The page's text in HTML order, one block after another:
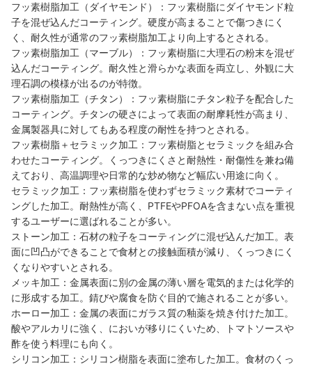
フッ素樹脂加工（ダイヤモンド）：フッ素樹脂にダイヤモンド粒
子を混ぜ込んだコーティング。硬度が高まることで傷つきにく
く、耐久性が通常のフッ素樹脂加工より向上するとされる。
フッ素樹脂加工（マーブル）：フッ素樹脂に大理石の粉末を混ぜ
込んだコーティング。耐久性と滑らかな表面を両立し、外観に大
理石調の模様が出るのが特徴。
フッ素樹脂加工（チタン）：フッ素樹脂にチタン粒子を配合した
コーティング。チタンの硬さによって表面の耐摩耗性が高まり、
金属製器具に対してもある程度の耐性を持つとされる。
フッ素樹脂＋セラミック加工：フッ素樹脂とセラミックを組み合
わせたコーティング。くっつきにくさと耐熱性・耐傷性を兼ね備
えており、高温調理や日常的な炒め物など幅広い用途に向く。
セラミック加工：フッ素樹脂を使わずセラミック素材でコーティ
ングした加工。耐熱性が高く、PTFEやPFOAを含まない点を重視
するユーザーに選ばれることが多い。
ストーン加工：石材の粒子をコーティングに混ぜ込んだ加工。表
面に凹凸ができることで食材との接触面積が減り、くっつきにく
くなりやすいとされる。
メッキ加工：金属表面に別の金属の薄い層を電気的または化学的
に形成する加工。錆びや腐食を防ぐ目的で施されることが多い。
ホーロー加工：金属の表面にガラス質の釉薬を焼き付けた加工。
酸やアルカリに強く、においが移りにくいため、トマトソースや
酢を使う料理にも向く。
シリコン加工：シリコン樹脂を表面に塗布した加工。食材のくっ